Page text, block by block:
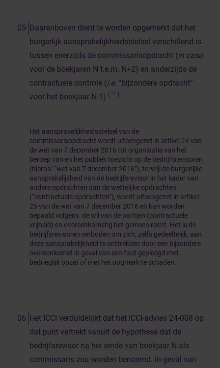
Daarenboven dient te worden opgemerkt dat het
burgerlijk aansprakelijkheidsstelsel verschillend is
tussen enerzijds de commissarisopdracht (in casu
voor de boekjaren N t.e.m. N+2) en anderzijds de
contractuele controle (i.e. “bijzondere opdracht”
voor het boekjaar N-1) ( [2] ).
Het aansprakelijkheidsstelsel van de
commissarisopdracht wordt uiteengezet in artikel 24 van
de wet van 7 december 2016 tot organisatie van het
beroep van en het publiek toezicht op de bedrijfsrevisoren
(hierna: “wet van 7 december 2016”), terwijl de burgerlijke
aansprakelijkheid van de bedrijfsrevisor in het kader van
andere opdrachten dan de wettelijke opdrachten
(“contractuele opdrachten”), wordt uiteengezet in artikel
25 van de wet van 7 december 2016 en kan worden
bepaald volgens de wil van de partijen (contractuele
vrijheid) en overeenkomstig het gemeen recht. Het is de
bedrijfsrevisoren verboden om zich, zelfs gedeeltelijk, aan
deze aansprakelijkheid te onttrekken door een bijzondere
overeenkomst in geval van een fout gepleegd met
bedrieglijk opzet of met het oogmerk te schaden.
Het ICCI verduidelijkt dat het ICCI-advies 24-008 op
dat punt vertrekt vanuit de hypothese dat de
bedrijfsrevisor na het einde van boekjaar N als
commissaris zou worden benoemd. In geval van